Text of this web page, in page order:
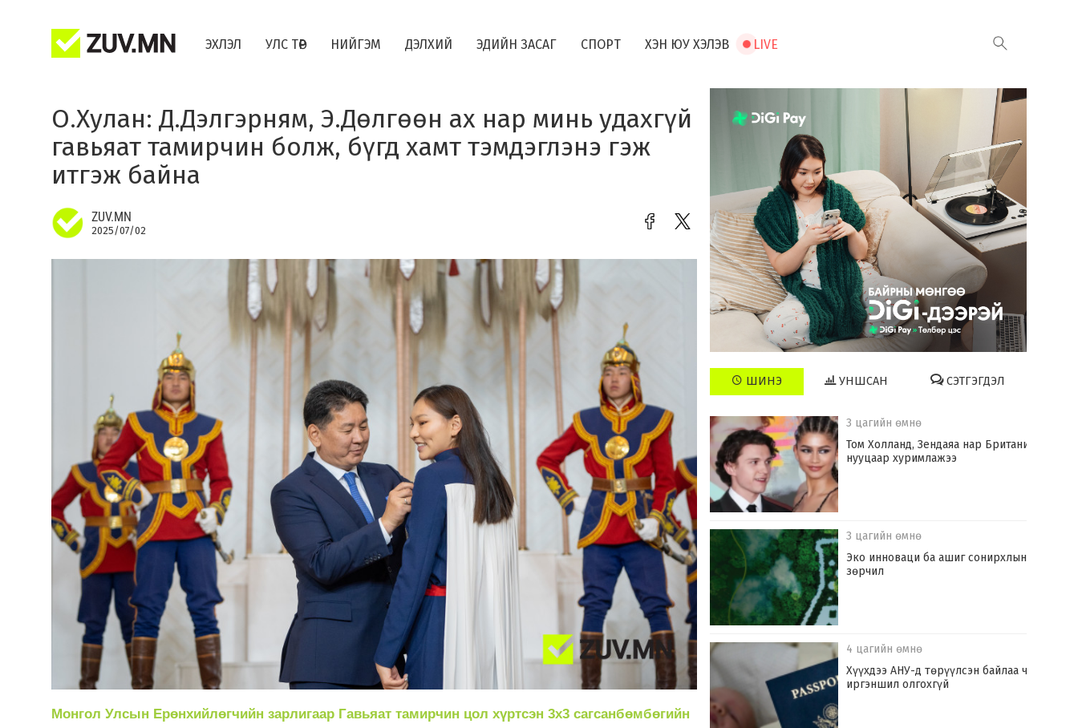
ЭХЛЭЛ УЛС ТӨР НИЙГЭМ ДЭЛХИЙ ЭДИЙН ЗАСАГ СПОРТ ХЭН ЮУ ХЭЛЭВ LIVE
О.Хулан: Д.Дэлгэрням, Э.Дөлгөөн ах нар минь удахгүй
гавьяат тамирчин болж, бүгд хамт тэмдэглэнэ гэж
итгэж байна
ZUV.MN
2025/07/02
Монгол Улсын Ерөнхийлөгчийн зарлигаар Гавьяат тамирчин цол хүртсэн 3х3 сагсанбөмбөгийн
ШИНЭ УНШСАН СЭТГЭГДЭЛ
3 цагийн өмнө
Том Холланд, Зендаяа нар Британид
нууцаар хуримлажээ
3 цагийн өмнө
Эко инноваци ба ашиг сонирхлын
зөрчил
4 цагийн өмнө
Хүүхдээ АНУ-д төрүүлсэн байлаа ч
иргэншил олгохгүй